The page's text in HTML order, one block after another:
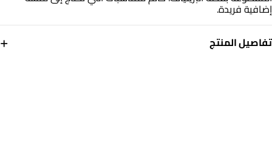
إضافية فريدة.
تفاصيل المنتج
+